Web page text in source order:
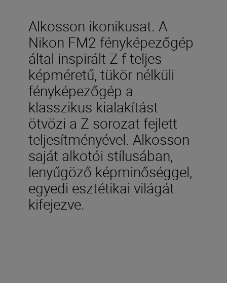
Alkosson ikonikusat. A
Nikon FM2 fényképezőgép
által inspirált Z f teljes
képméretű, tükör nélküli
fényképezőgép a
klasszikus kialakítást
ötvözi a Z sorozat fejlett
teljesítményével. Alkosson
saját alkotói stílusában,
lenyűgöző képminőséggel,
egyedi esztétikai világát
kifejezve.